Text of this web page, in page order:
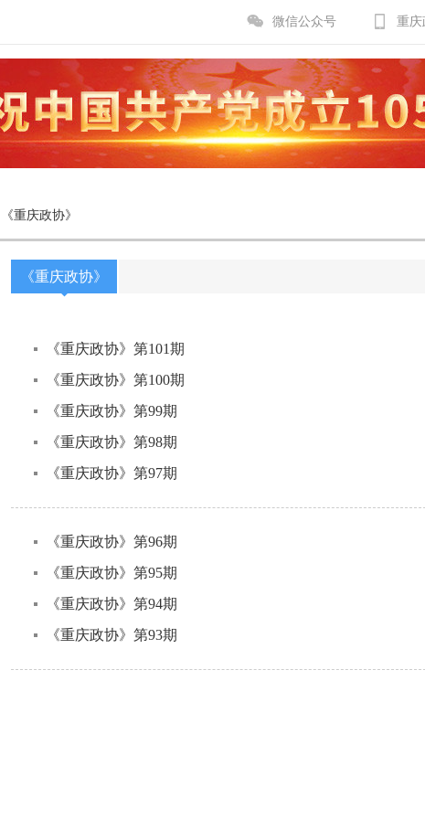
微信公众号 重庆
《重庆政协》
《重庆政协》
《重庆政协》第101期
《重庆政协》第100期
《重庆政协》第99期
《重庆政协》第98期
《重庆政协》第97期
《重庆政协》第96期
《重庆政协》第95期
《重庆政协》第94期
《重庆政协》第93期